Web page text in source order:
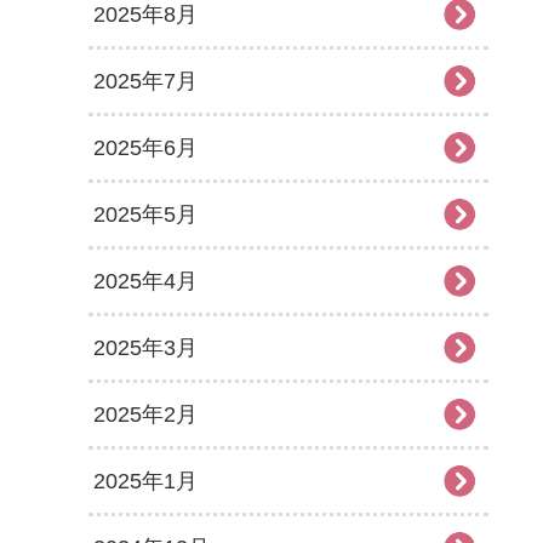
2025年8月
2025年7月
2025年6月
2025年5月
2025年4月
2025年3月
2025年2月
2025年1月